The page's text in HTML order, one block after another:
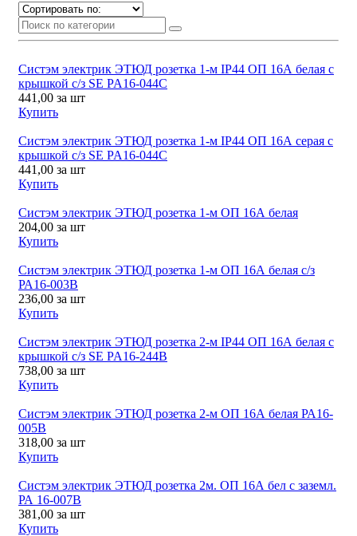
Систэм электрик ЭТЮД розетка 1-м IP44 ОП 16А белая с
крышкой с/з SE PA16-044C
441,00 за шт
Купить
Систэм электрик ЭТЮД розетка 1-м IP44 ОП 16А серая с
крышкой с/з SE PA16-044C
441,00 за шт
Купить
Систэм электрик ЭТЮД розетка 1-м ОП 16А белая
204,00 за шт
Купить
Систэм электрик ЭТЮД розетка 1-м ОП 16А белая с/з
РА16-003В
236,00 за шт
Купить
Систэм электрик ЭТЮД розетка 2-м IP44 ОП 16А белая с
крышкой с/з SE PA16-244B
738,00 за шт
Купить
Систэм электрик ЭТЮД розетка 2-м ОП 16А белая РА16-
005В
318,00 за шт
Купить
Систэм электрик ЭТЮД розетка 2м. ОП 16А бел с заземл.
РА 16-007В
381,00 за шт
Купить